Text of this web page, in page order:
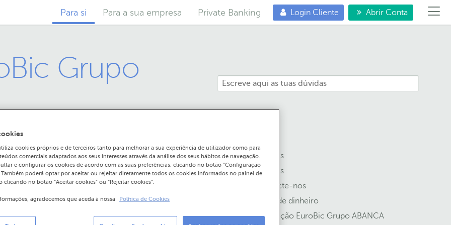
Para si Para a sua empresa Private Banking Login Cliente Abrir Conta
Grupo
de realizar algum
processo de integração?
Balcões
Cartões
Contacte-nos
Envio de dinheiro
Integração EuroBic Grupo ABANCA
cookies próprios e de terceiros tanto para melhorar a sua experiência de utilizador como para
comerciais adaptados aos seus interesses através da análise dos seus hábitos de navegação.
e configurar os cookies de acordo com as suas preferências, clicando no botão "Configuração
Também poderá optar por aceitar ou rejeitar diretamente todos os cookies informados no painel de
clicando no botão “Aceitar cookies” ou “Rejeitar cookies”.
agradecemos que aceda à nossa Política de Cookies